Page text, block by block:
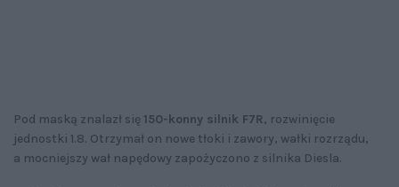
Pod maską znalazł się 150-konny silnik F7R, rozwinięcie
jednostki 1.8. Otrzymał on nowe tłoki i zawory, wałki rozrządu,
a mocniejszy wał napędowy zapożyczono z silnika Diesla.